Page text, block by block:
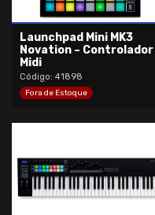
Launchpad Mini MK3
Novation – Controlador
Midi
Código: 41898
Fora de Estoque